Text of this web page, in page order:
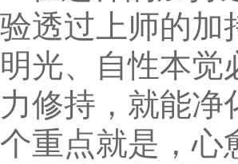
验透过上师的加
明光、自性本觉
力修持，就能净
个重点就是，心